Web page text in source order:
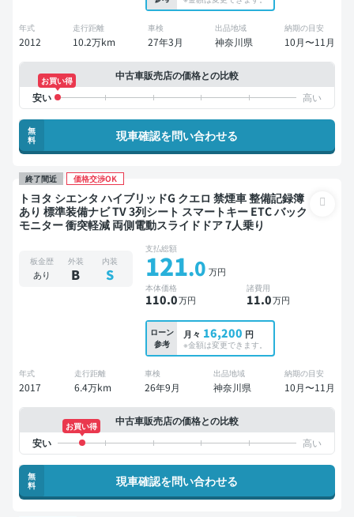
年式
2012
走行距離
10.2万km
車検
27年3月
出品地域
神奈川県
納期の目安
10月〜11月
中古車販売店の価格との比較
お買い得
無
料
現車確認を問い合わせる
終了間近 価格交渉OK
トヨタ シエンタ ハイブリッドG クエロ 禁煙車 整備記録簿
あり 標準装備ナビ TV 3列シート スマートキー ETC バック
モニター 衝突軽減 両側電動スライドドア 7人乗り
板金歴
あり
外装
B
内装
S
支払総額
121.0 万円
本体価格
110.0万円
諸費用
11.0万円
ローン
参考
月々 16,200 円
※金額は変更できます。
年式
2017
走行距離
6.4万km
車検
26年9月
出品地域
神奈川県
納期の目安
10月〜11月
中古車販売店の価格との比較
お買い得
無
料
現車確認を問い合わせる